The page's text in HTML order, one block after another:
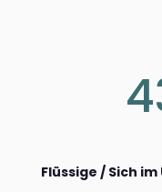
Flüssige / Sich